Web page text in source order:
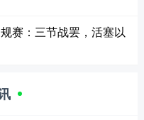
赛：三节战罢，活塞以